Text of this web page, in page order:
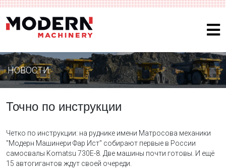
НОВОСТИ
Точно по инструкции
Четко по инструкции: на руднике имени Матросова механики
"Модерн Машинери Фар Ист" собирают первые в России
самосвалы Komatsu 730E-8. Две машины почти готовы. И ещё
15 автогигантов ждут своей очереди.